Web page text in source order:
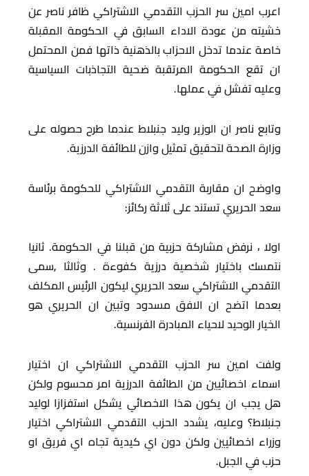
اعرب امين سر الحزب التقدمي الاشتراكي ظافر ناصر عن
خشيته من عودة الاداء السابق في الحكومة المقبلة
خاصة عندما تدخل الاحزاب بالذهنية ذاتها فمن المحتمل
ان تقع الحكومة المرتقبة ضحية التجاذبات السياسية
وعليه تفشل في عملها.
وتابع ناصر ان الوزير وليد جنبلاط عندما طرح حصوله على
وزارة الصحة لتحقيق تمثيل وازن للطائفة الدرزية.
واوضح ان مقاربة التقدمي الاشتراكي للحكومة برئاسة
سعد الحريري تستند على ثلاثة ركائز:
اولا ، نرفض مشاركة حزبية من قبلنا في الحكومة. ثانيا
نتمسك باختيار شخصية درزية كفوءة . وثالثا ,سمى
التقدمي الاشتراكي سعد الحريري ليكون الرئيس المكلف
بعدما اتضح ان الافق مسدود وتبين ان الحريري هو
الخيار الوحيد لاحياء المبادرة الفرنسية.
ولفت امين سر الحزب التقدمي الاشتراكي ان اختيار
اسماء اخصائيين من الطائفة الدرزية امر محسوم ولكن
هل يجب ان يكون هذا الاخصائي يشكل استفزازا لوليد
جنبلاط؟ وعليه، يشدد الحزب التقدمي الاشتراكي اختيار
وزراء اخصائيين ولكن دون اي كيدية تجاه اي فريق او
حزب في الجبل.